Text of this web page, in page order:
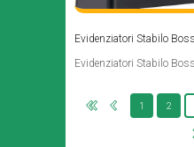
Evidenziatori Stabilo
Evidenziatori Stabilo
1 2